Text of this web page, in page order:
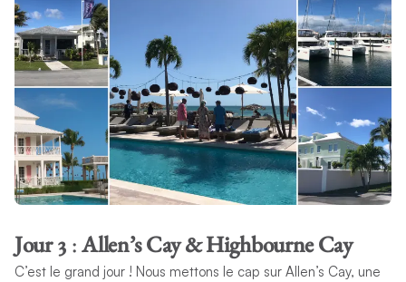
Jour 3 :Allen’s Cay & Highbourne Cay
C’est le grand jour ! Nous mettons le cap sur Allen’s Cay, une